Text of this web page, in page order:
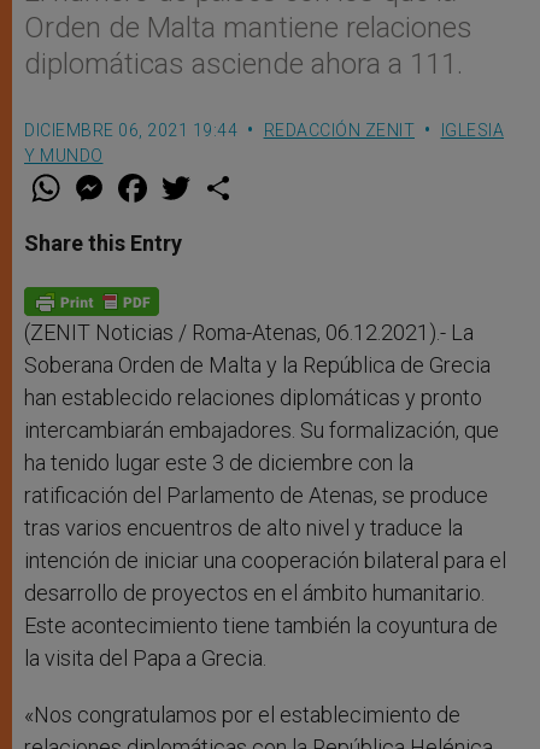
Orden de Malta mantiene relaciones
diplomáticas asciende ahora a 111.
DICIEMBRE 06, 2021 19:44 REDACCIÓN ZENIT
IGLESIA
Y MUNDO
W
t
s
p
p
M
e
s
e
g
e
r
F
a
e
b
o
k
w
Share this Entry
(ZENIT Noticias / Roma-Atenas, 06.12.2021).- La
Soberana Orden de Malta y la República de Grecia
han establecido relaciones diplomáticas y pronto
intercambiarán embajadores. Su formalización, que
ha tenido lugar este 3 de diciembre con la
ratificación del Parlamento de Atenas, se produce
tras varios encuentros de alto nivel y traduce la
intención de iniciar una cooperación bilateral para el
desarrollo de proyectos en el ámbito humanitario.
Este acontecimiento tiene también la coyuntura de
la visita del Papa a Grecia.
«Nos congratulamos por el establecimiento de